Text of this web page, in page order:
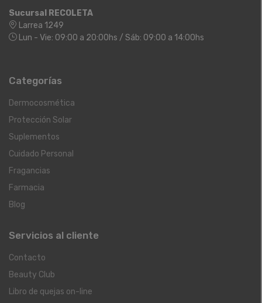
Sucursal RECOLETA
Larrea 1249
Lun - Vie: 09:00 a 20:00hs / Sáb: 09:00 a 14:00hs
Categorías
Dermocosmética
Protección Solar
Suplementos
Cuidado Personal
Fragancias
Farmacia
Blog
Servicios al cliente
Contacto
Beauty Club
Libro de quejas on-line